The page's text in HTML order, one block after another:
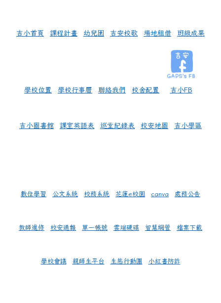
吉小首頁 課程計畫 幼兒園 吉安校歌 場地租借 班級成果
學校位置 學校行事曆 聯絡我們 校舍配置 吉小FB
吉小圖書館 課室英語表 巡堂紀錄表 校安地圖 吉小學區
數位學習 公文系統 校務系統 花蓮e校園 canva 處務公告
教師進修 校安通報 單一帳號 雲端硬碟 智慧網管 檔案下載
學校會議 親師生平台 生態行動團 小紅書防詐